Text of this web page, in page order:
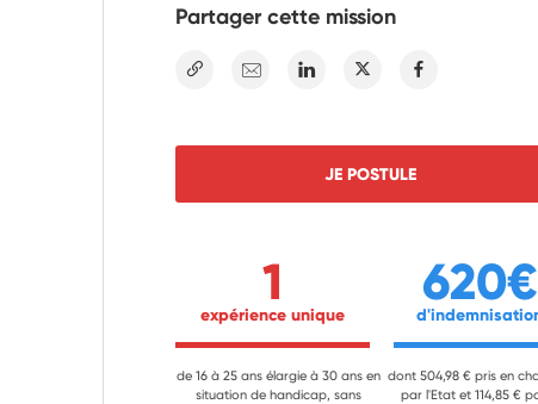
Partager cette mission
E-mail Linkedin Twitter
JE POSTULE
1
expérience unique
de 16 à 25 ans élargie à 30 ans en
situation de handicap, sans
620€
dont 504,98 € pris en
par l'Etat et 114,85 €